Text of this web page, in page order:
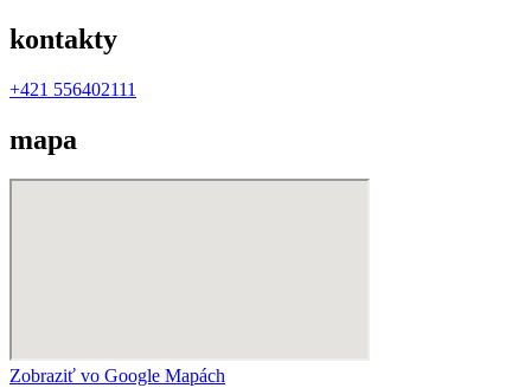
kontakty
+421 556402111
mapa
Zobraziť vo Google Mapách